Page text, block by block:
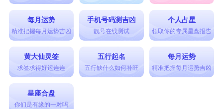
每月运势
精准把握每月运势吉凶
手机号码测吉凶
靓号在线测试
个人占星
领取你的专属星盘报告
黄大仙灵签
求签求得好运连连
五行起名
五行缺什么如何补旺
每月运势
精准把握每月运势吉凶
星座合盘
你们是有缘的一对吗